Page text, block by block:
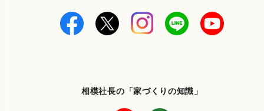
相模社長の「家づくりの知識」